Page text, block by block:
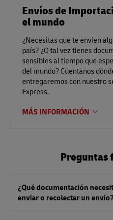
Envíos de
el mundo
¿Necesitas que te envíen
país? ¿O tal vez tienes
sensibles al tiempo que
del mundo? Cúentanos
entregaremos con nuestro
Express.
MÁS INFORMACIÓN
Preguntas
¿Qué documentación
enviar o recolectar un